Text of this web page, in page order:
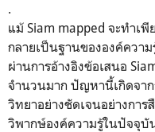
.
แม้ Siam mapped จะทำเ
กลายเป็นฐานขององค์ควา
ผ่านการอ้างอิงข้อเสนอ
จำนวนมาก ปัญหานี้เกิดจา
วิทยาอย่างชัดเจนอย่างกา
วิพากษ์องค์ความรู้ในปัจจุบั